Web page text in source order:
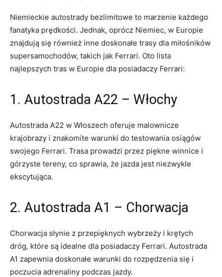
Niemieckie autostrady bezlimitowe to ‍marzenie każdego
fanatyka prędkości. Jednak, ⁤oprócz Niemiec, w Europie
⁣znajdują się również inne ​doskonałe trasy dla miłośników
supersamochodów, takich ⁣jak Ferrari. Oto lista
najlepszych tras w Europie ⁣dla posiadaczy Ferrari:
1.​ Autostrada A22 – Włochy
Autostrada A22 w ​Włoszech oferuje malownicze⁣
krajobrazy i⁤ znakomite warunki do testowania⁢ osiągów
swojego Ferrari. Trasa prowadzi przez piękne winnice i
górzyste tereny, co sprawia,⁤ że jazda jest niezwykle
ekscytująca.
2. Autostrada A1 – Chorwacja
Chorwacja słynie ⁢z przepięknych wybrzeży i krętych
dróg, które są‌ idealne dla posiadaczy Ferrari. ‌Autostrada
A1 zapewnia doskonałe warunki do rozpędzenia się⁣ i
poczucia adrenaliny podczas jazdy.